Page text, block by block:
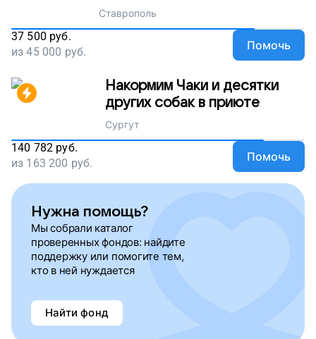
Ставрополь
37 500 руб.
из45 000 руб. Помочь
Накормим Чаки и десятки
других собак в приюте
Сургут
140 782 руб.
из 163 200 руб. Помочь
Нужна помощь?
Мы собрали каталог
проверенных фондов: найдите
поддержку или помогите тем,
кто в ней нуждается
Найти фонд